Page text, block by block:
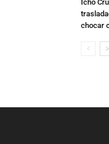
Icho
chocar